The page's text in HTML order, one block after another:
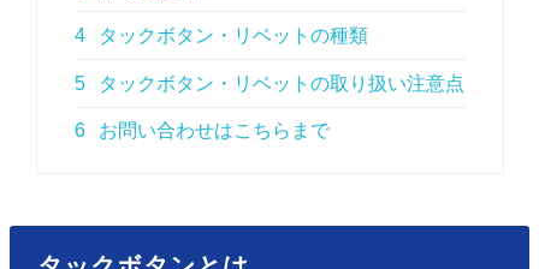
4 タックボタン・リベットの種類
5 タックボタン・リベットの取り扱い注意点
6 お問い合わせはこちらまで